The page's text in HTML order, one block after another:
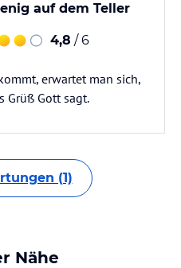
auf dem Teller
4,8 / 6
erwartet man sich,
Grüß Gott sagt.
(1)
Nähe